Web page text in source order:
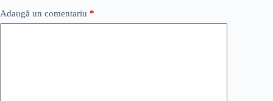
Adaugă un comentariu *